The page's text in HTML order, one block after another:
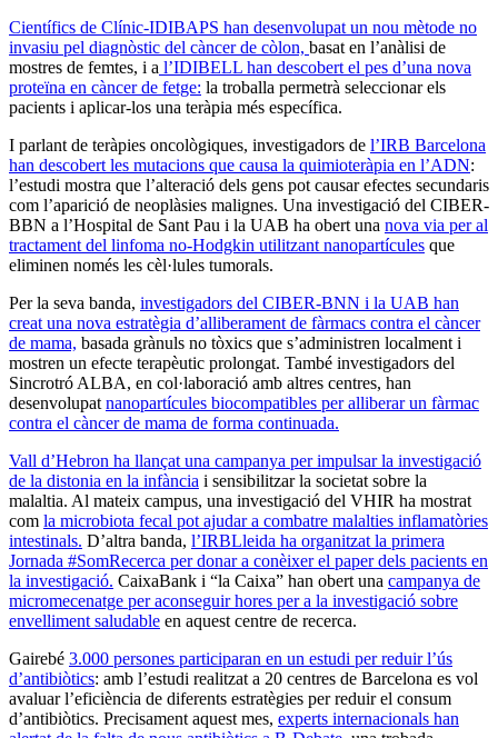
Científics de Clínic-IDIBAPS han desenvolupat un nou mètode no
invasiu pel diagnòstic del càncer de còlon, basat en l’anàlisi de
mostres de femtes, i a l’IDIBELL han descobert el pes d’una nova
proteïna en càncer de fetge: la troballa permetrà seleccionar els
pacients i aplicar-los una teràpia més específica.
I parlant de teràpies oncològiques, investigadors de l’IRB Barcelona
han descobert les mutacions que causa la quimioteràpia en l’ADN:
l’estudi mostra que l’alteració dels gens pot causar efectes secundaris
com l’aparició de neoplàsies malignes. Una investigació del CIBER-
BBN a l’Hospital de Sant Pau i la UAB ha obert una nova via per al
tractament del linfoma no-Hodgkin utilitzant nanopartícules que
eliminen només les cèl·lules tumorals.
Per la seva banda, investigadors del CIBER-BNN i la UAB han
creat una nova estratègia d’alliberament de fàrmacs contra el càncer
de mama, basada grànuls no tòxics que s’administren localment i
mostren un efecte terapèutic prolongat. També investigadors del
Sincrotró ALBA, en col·laboració amb altres centres, han
desenvolupat nanopartícules biocompatibles per alliberar un fàrmac
contra el càncer de mama de forma continuada.
Vall d’Hebron ha llançat una campanya per impulsar la investigació
de la distonia en la infància i sensibilitzar la societat sobre la
malaltia. Al mateix campus, una investigació del VHIR ha mostrat
com la microbiota fecal pot ajudar a combatre malalties inflamatòries
intestinals. D’altra banda, l’IRBLleida ha organitzat la primera
Jornada #SomRecerca per donar a conèixer el paper dels pacients en
la investigació. CaixaBank i “la Caixa” han obert una campanya de
micromecenatge per aconseguir hores per a la investigació sobre
envelliment saludable en aquest centre de recerca.
Gairebé 3.000 persones participaran en un estudi per reduir l’ús
d’antibiòtics: amb l’estudi realitzat a 20 centres de Barcelona es vol
avaluar l’eficiència de diferents estratègies per reduir el consum
d’antibiòtics. Precisament aquest mes, experts internacionals han